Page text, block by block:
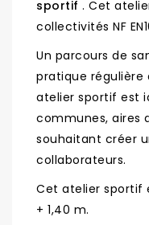
sportif . Cet
collectivités NF
Un parcours de
pratique régulière
atelier sportif est
communes, aires
souhaitant créer
collaborateurs.
Cet atelier sportif
+ 1,40 m.